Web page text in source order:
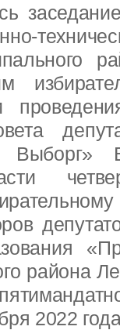
Выборг»
района
2022